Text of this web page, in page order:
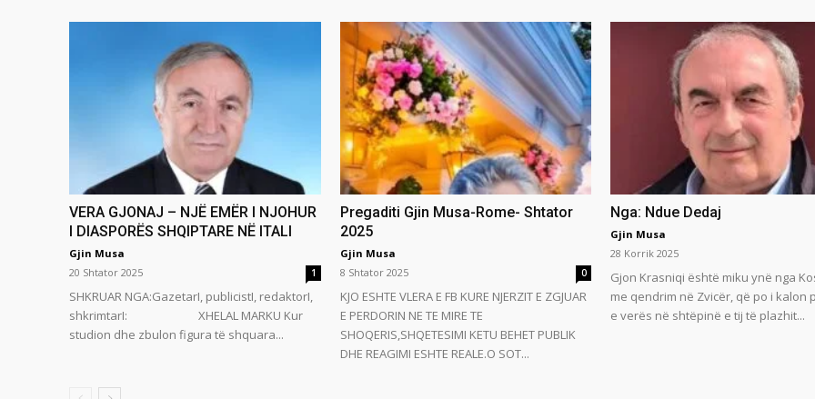
VERA GJONAJ – NJË EMËR I NJOHUR
I DIASPORËS SHQIPTARE NË ITALI
Gjin Musa
20 Shtator 2025
1
SHKRUAR NGA:GazetarI, publicistI, redaktorI,
shkrimtarI: XHELAL MARKU Kur
studion dhe zbulon figura të shquara...
Pregaditi Gjin Musa-Rome- Shtator
2025
Gjin Musa
8 Shtator 2025
0
KJO ESHTE VLERA E FB KURE NJERZIT E ZGJUAR
E PERDORIN NE TE MIRE TE
SHOQERIS,SHQETESIMI KETU BEHET PUBLIK
DHE REAGIMI ESHTE REALE.O SOT...
Nga: Ndue Dedaj
Gjin Musa
28 Korrik 2025
Gjon Krasniqi është miku ynë nga
me qendrim në Zvicër, që po i kalon
e verës në shtëpinë e tij të plazhit...